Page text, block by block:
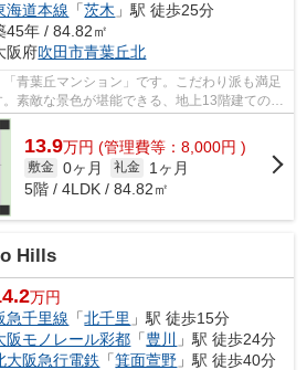
海道本線 「茨木 」駅 徒歩25分
45年 / 84.82㎡
阪府吹田市青葉丘北
青葉丘マンション」です。こだわり派も満足
素敵な景色が堪能できる、地上13階建ての物
る物件な...
13.9万円 (管理費等：8,000円 )
敷金 0ヶ月 礼金
1ヶ月
5階 / 4LDK / 84.82㎡
Hills
万円
急千里線 「北千里 」駅 徒歩15分
阪モノレール彩都 「豊川
」駅 徒歩24分
大阪急行電鉄 「箕面萱野 」駅 徒歩40分